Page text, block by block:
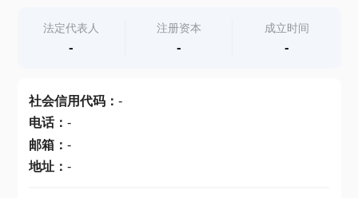
查产地
法定代表人
-
注册资本
-
成立时间
-
社会信用代码： -
电话： -
邮箱： -
地址： -